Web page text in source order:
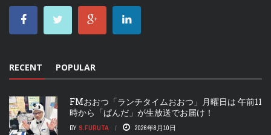
RECENT POPULAR
FMおおつ「ランチタイムおおつ」月曜日は 午前11
時から「ぱんだ」が生放送でお届け！
BY S.FURUTA 2026年8月10日